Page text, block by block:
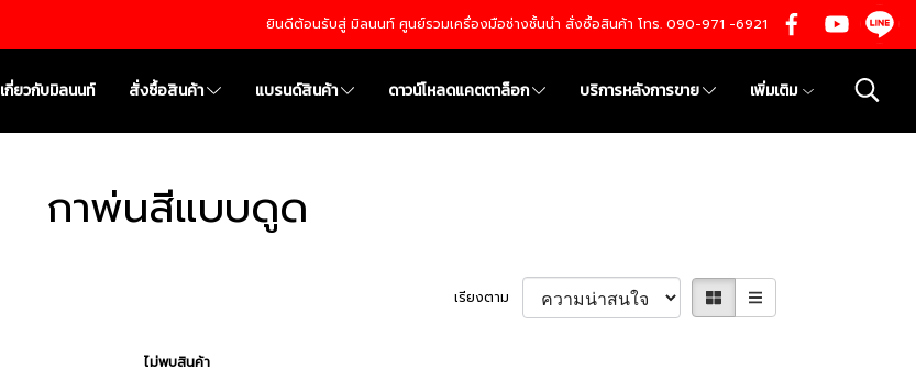
ยินดีต้อนรับสู่ มิลนนท์ ศูนย์รวมเครื่องมือช่างชั้นนำ สั่งซื้อสินค้า โทร. 090-971 -6921
เกี่ยวกับมิลนนท์ สั่งซื้อสินค้า แบรนด์สินค้า ดาวน์โหลดแคตตาล็อก บริการหลังการขาย เพิ่มเติม
กาพ่นสีแบบดูด
เรียงตาม
ไม่พบสินค้า